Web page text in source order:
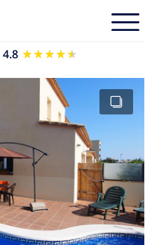
4.8 ★★★★★
★★★★★